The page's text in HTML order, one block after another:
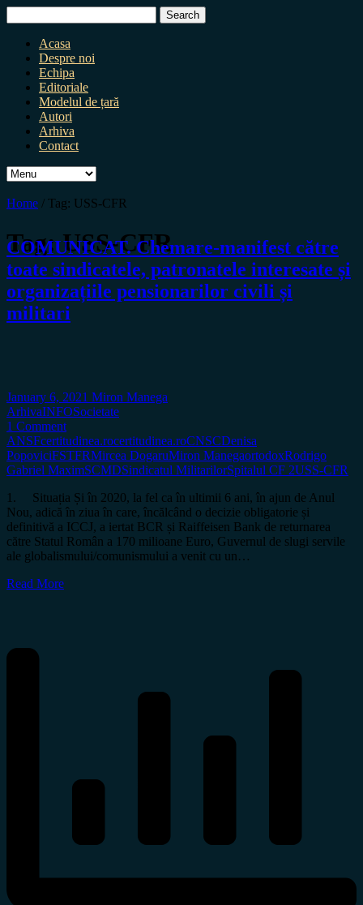
for:
Acasa
Despre noi
Echipa
Editoriale
Modelul de țară
Autori
Arhiva
Contact
Home / Tag: USS-CFR
Tag:USS-CFR
COMUNICAT. Chemare-manifest către
toate sindicatele, patronatele interesate și
organizațiile pensionarilor civili și
militari
January 6, 2021 Miron Manega
ArhivaINFOSocietate
1 Comment
ANSFcertitudinea.rocertitudinea.roCNSCDenisa
PopoviciFSTFRMircea DogaruMiron ManegaortodoxRodrigo
Gabriel MaximSCMDSindicatul MilitarilorSpitalul CF 2USS-CFR
1. Situația Și în 2020, la fel ca în ultimii 6 ani, în ajun de Anul
Nou, adică în ziua în care, încălcând o decizie obligatorie și
definitivă a ICCJ, a iertat BCR și Raiffeisen Bank de returnarea
către Statul Român a 170 milioane Euro, Guvernul de slugi servile
ale globalismului/comunismului a venit cu un…
Read More